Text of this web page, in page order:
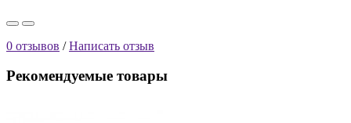
0 отзывов /Написать отзыв
Рекомендуемые товары